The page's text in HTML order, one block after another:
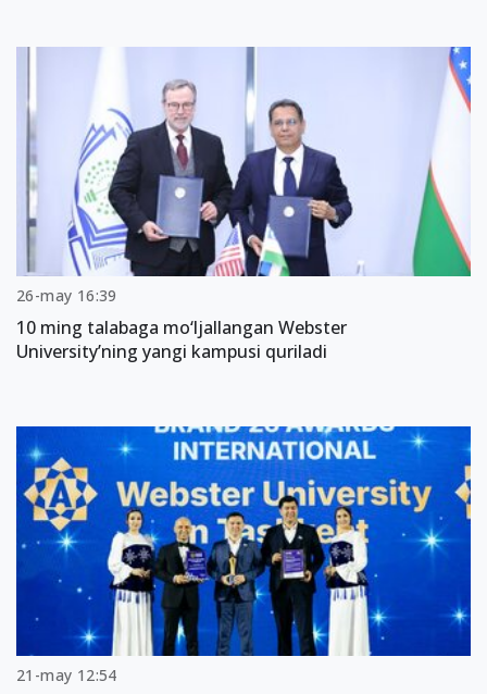
26-may 16:39
10 ming talabaga mo‘ljallangan Webster
University’ning yangi kampusi quriladi
21-may 12:54